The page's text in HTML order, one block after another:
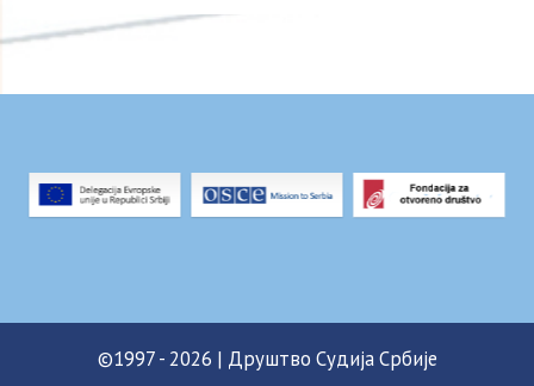
©1997 - 2026 | Друштво Судија Србије